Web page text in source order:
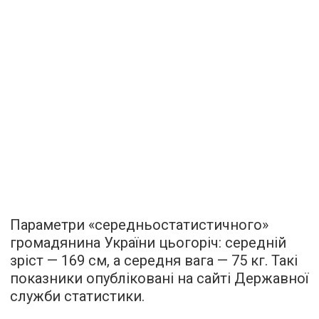
Параметри «середньостатистичного»
громадянина України цьогоріч: середній
зріст — 169 см, а середня вага — 75 кг. Такі
показники опубліковані на сайті Державної
служби статистики.